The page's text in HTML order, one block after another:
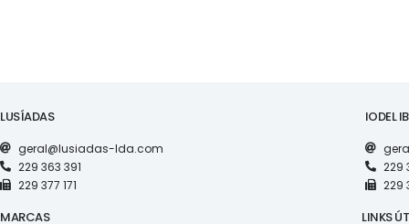
LUSÍADAS
geral@lusiadas-lda.com
229 363 391
229 377 171
IODEL
229
229
MARCAS LINKS